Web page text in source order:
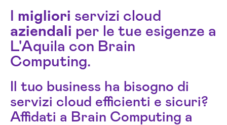
migliori servizi cloud
aziendali per le tue esigenze a
L'Aquila con Brain
Computing.
Il tuo business ha bisogno di
servizi cloud efficienti e sicuri?
Affidati a Brain Computing a